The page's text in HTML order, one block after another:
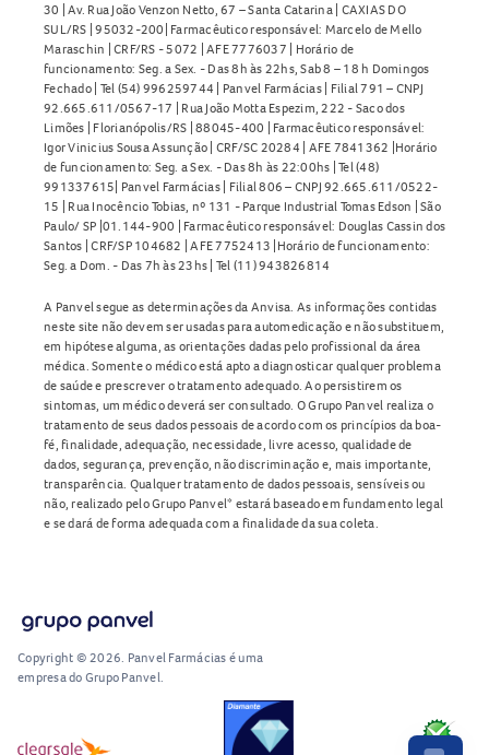
30 | Av. Rua João Venzon Netto, 67 – Santa Catarina | CAXIAS DO
SUL/RS | 95032-200| Farmacêutico responsável: Marcelo de Mello
Maraschin | CRF/RS - 5072 | AFE 7776037 | Horário de
funcionamento: Seg. a Sex. - Das 8h às 22hs, Sab 8 – 18 h Domingos
Fechado | Tel (54) 996259744 | Panvel Farmácias | Filial 791 – CNPJ
92.665.611/0567-17 | Rua João Motta Espezim, 222 - Saco dos
Limões | Florianópolis/RS | 88045-400 | Farmacêutico responsável:
Igor Vinicius Sousa Assunção | CRF/SC 20284 | AFE 7841362 |Horário
de funcionamento: Seg. a Sex. - Das 8h às 22:00hs | Tel (48)
991337615| Panvel Farmácias | Filial 806 – CNPJ 92.665.611/0522-
15 | Rua Inocêncio Tobias, nº 131 - Parque Industrial Tomas Edson | São
Paulo/ SP |01.144-900 | Farmacêutico responsável: Douglas Cassin dos
Santos | CRF/SP 104682 | AFE 7752413 |Horário de funcionamento:
Seg. a Dom. - Das 7h às 23hs | Tel (11) 943826814
A Panvel segue as determinações da Anvisa. As informações contidas
neste site não devem ser usadas para automedicação e não substituem,
em hipótese alguma, as orientações dadas pelo profissional da área
médica. Somente o médico está apto a diagnosticar qualquer problema
de saúde e prescrever o tratamento adequado. Ao persistirem os
sintomas, um médico deverá ser consultado. O Grupo Panvel realiza o
tratamento de seus dados pessoais de acordo com os princípios da boa-
fé, finalidade, adequação, necessidade, livre acesso, qualidade de
dados, segurança, prevenção, não discriminação e, mais importante,
transparência. Qualquer tratamento de dados pessoais, sensíveis ou
não, realizado pelo Grupo Panvel* estará baseado em fundamento legal
e se dará de forma adequada com a finalidade da sua coleta.
Copyright © 2026. Panvel Farmácias é uma
empresa do Grupo Panvel.